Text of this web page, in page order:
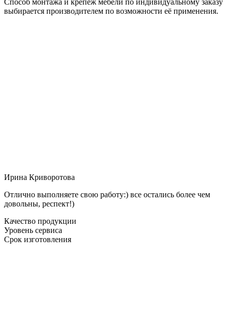
выбирается производителем по возможности её применения.
Ирина Криворотова
Отлично выполняете свою работу:) все остались более чем
довольны, респект!)
Качество продукции
Уровень сервиса
Срок изготовления